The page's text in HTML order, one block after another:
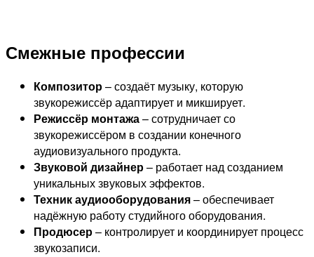
Смежные профессии
Композитор– создаёт музыку, которую
звукорежиссёр адаптирует и микширует.
Режиссёр монтажа– сотрудничает со
звукорежиссёром в создании конечного
аудиовизуального продукта.
Звуковой дизайнер– работает над созданием
уникальных звуковых эффектов.
Техник аудиооборудования– обеспечивает
надёжную работу студийного оборудования.
Продюсер– контролирует и координирует процесс
звукозаписи.